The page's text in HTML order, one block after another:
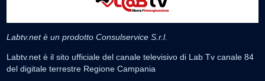
Labtv.net è un prodotto Consulservice S.r.l.
Labtv.net è il sito ufficiale del canale televisivo di Lab Tv canale 84
del digitale terrestre Regione Campania